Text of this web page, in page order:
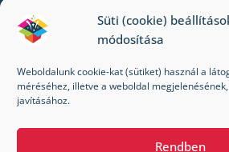
Süti (cookie)
módosítása
Weboldalunk cookie-kat (sütiket) használ a
méréséhez, illetve a weboldal
javításához.
Rendben
RÓLUNK
Kik vagyunk mi?